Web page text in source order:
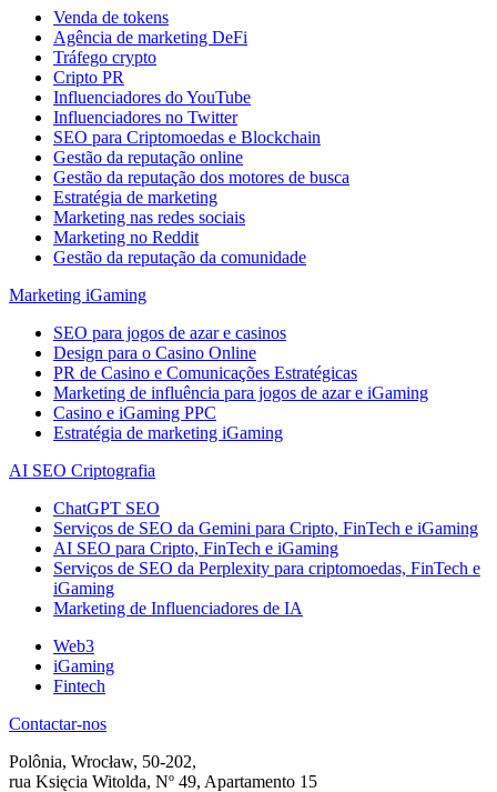
Venda de tokens
Agência de marketing DeFi
Tráfego crypto
Cripto PR
Influenciadores do YouTube
Influenciadores no Twitter
SEO para Criptomoedas e Blockchain
Gestão da reputação online
Gestão da reputação dos motores de busca
Estratégia de marketing
Marketing nas redes sociais
Marketing no Reddit
Gestão da reputação da comunidade
Marketing iGaming
SEO para jogos de azar e casinos
Design para o Casino Online
PR de Casino e Comunicações Estratégicas
Marketing de influência para jogos de azar e iGaming
Casino e iGaming PPC
Estratégia de marketing iGaming
AI SEO Criptografia
ChatGPT SEO
Serviços de SEO da Gemini para Cripto, FinTech e iGaming
AI SEO para Cripto, FinTech e iGaming
Serviços de SEO da Perplexity para criptomoedas, FinTech e
iGaming
Marketing de Influenciadores de IA
Web3
iGaming
Fintech
Contactar-nos
Polônia, Wrocław, 50-202,
rua Księcia Witolda, Nº 49, Apartamento 15